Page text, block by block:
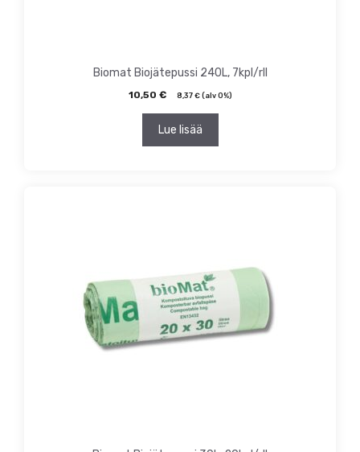
Biomat Biojätepussi 240L, 7kpl/rll
10,50 € 8,37 €(alv 0%)
Lue lisää